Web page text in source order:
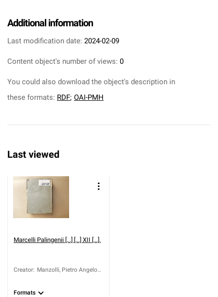
Additional information
Last modification date: 2024-02-09
Content object's number of views: 0
You could also download the object's description in
these formats: RDF; OAI-PMH
Last viewed
Marcelli Palingenii [...] [...] XII [...].
Creator: Manzolli, Pietro Angelo
Formats